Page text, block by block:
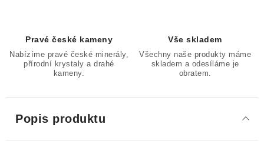
Pravé české kameny
Nabízíme pravé české minerály,
přírodní krystaly a drahé
kameny.
Vše skladem
Všechny naše produkty máme
skladem a odesíláme je
obratem.
Popis produktu